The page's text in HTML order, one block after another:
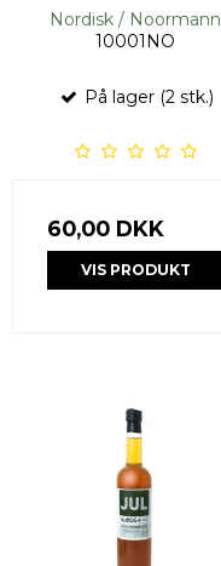
Nordisk / Noormann
10001NO
På lager (2 stk.)
60,00 DKK
VIS PRODUKT